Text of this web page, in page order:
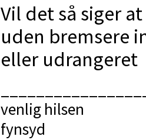
Vil det så siger
uden bremsere
eller udrangeret
venlig hilsen
fynsyd